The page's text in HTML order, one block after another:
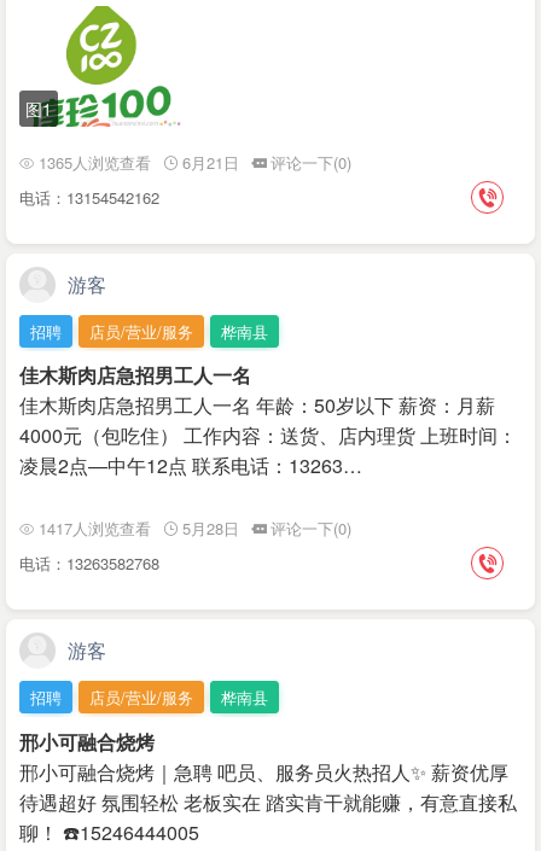
图1
1365人浏览查看 6月21日
评论一下(0)
电话：13154542162
游客
招聘 店员/营业/服务 桦南县
佳木斯肉店急招男工人一名
佳木斯肉店急招男工人一名 年龄：50岁以下 薪资：月薪
4000元（包吃住） 工作内容：送货、店内理货 上班时间：
凌晨2点—中午12点 联系电话：13263…
1417人浏览查看 5月28日
评论一下(0)
电话：13263582768
游客
招聘 店员/营业/服务 桦南县
邢小可融合烧烤
邢小可融合烧烤｜急聘 吧员、服务员火热招人✨ 薪资优厚
待遇超好 氛围轻松 老板实在 踏实肯干就能赚，有意直接私
聊！ ☎️15246444005